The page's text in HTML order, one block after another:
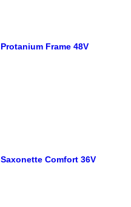
Protanium Frame 48V
Saxonette Comfort 36V